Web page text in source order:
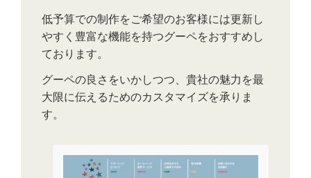
低予算での制作をご希望のお客様には更新し
やすく豊富な機能を持つグーペをおすすめし
ております。
グーペの良さをいかしつつ、貴社の魅力を最
大限に伝えるためのカスタマイズを承りま
す。